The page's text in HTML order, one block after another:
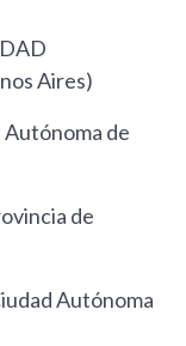
Aires)
Autónoma de
de
Autónoma